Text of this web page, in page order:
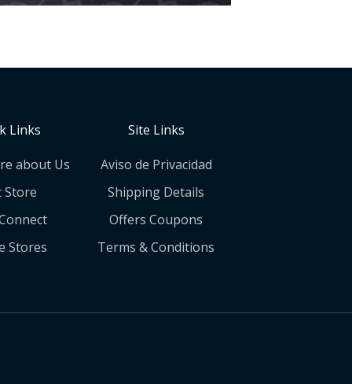
Links
about Us
Store
Stores
Site Links
Aviso de Privacidad
Shipping Details
Offers Coupons
Terms & Conditions